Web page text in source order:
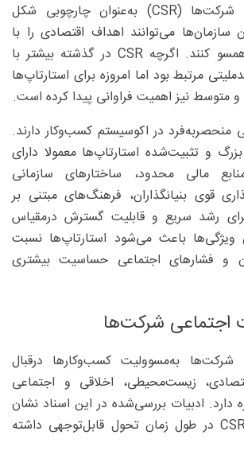
مسوولیت اجتماعی شرکت‌ها (CSR) به‌عنوان چارچوبی شکل
می‌توانند اهداف اقتصادی را با
انتظارات اجتماعی همسو کنند. اگرچه CSR در گذشته بیشتر با
مرتبط بود اما امروزه برای استارتاپ‌ها
نیز اهمیت فراوانی پیدا کرده است.
منحصربه‌فرد در اکوسیستم کسب‌وکار دارند.
و تثبیت‌شده استارتاپ‌ها معمولا دارای
مالی محدود، ساختارهای سازمانی
قوی بنیانگذاران، فرهنگ‌های مبتنی بر
رشد سریع و قابلیت گسترش درمقیاس
باعث می‌شود استارتاپ‌ها نسبت
و فشارهای اجتماعی حساسیت بیشتری
اجتماعی شرکت‌ها
شرکت‌ها به‌مسوولیت کسب‌وکارها درقبال
زیست‌محیطی، اخلاقی و اجتماعی
دارد. ادبیات بررسی‌شده در این اسناد نشان
می‌دهد که مفهوم CSR در طول زمان تحول قابل‌توجهی داشته